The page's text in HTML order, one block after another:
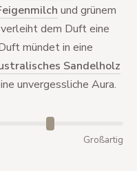
und grünem
dem Duft eine
mündet in eine
Sandelholz
unvergessliche Aura.
Großartig